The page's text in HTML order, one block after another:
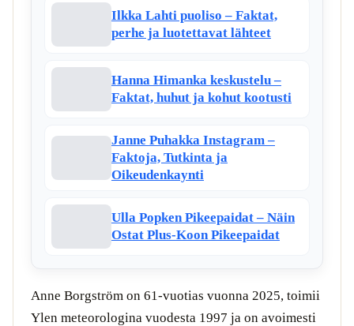
Ilkka Lahti puoliso – Faktat,
perhe ja luotettavat lähteet
Hanna Himanka keskustelu –
Faktat, huhut ja kohut kootusti
Janne Puhakka Instagram –
Faktoja, Tutkinta ja
Oikeudenkaynti
Ulla Popken Pikeepaidat – Näin
Ostat Plus-Koon Pikeepaidat
Anne Borgström on 61-vuotias vuonna 2025, toimii
Ylen meteorologina vuodesta 1997 ja on avoimesti